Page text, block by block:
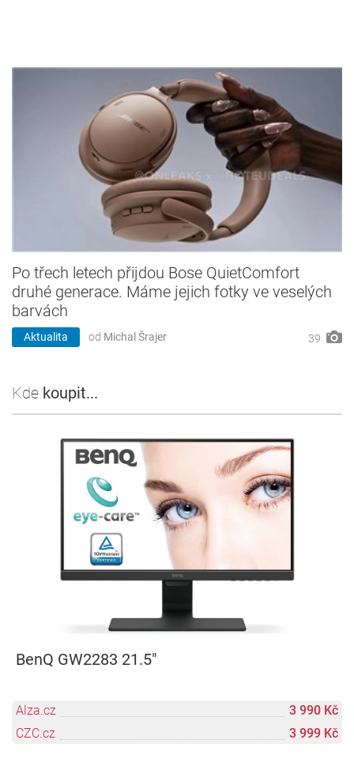
Po třech letech přijdou Bose QuietComfort
druhé generace. Máme jejich fotky ve veselých
barvách
Aktualita od Michal Šrajer 39
Kde koupit...
BenQ GW2283 21.5"
Alza.cz
3 990 Kč
CZC.cz
3 999 Kč